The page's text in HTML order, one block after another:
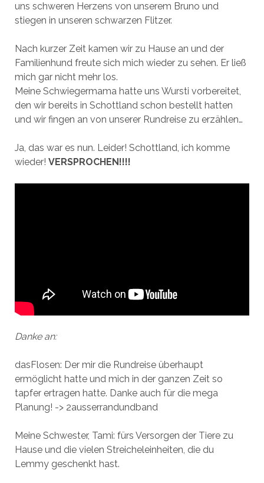
uns schweren Herzens von unserem Bruno und
stiegen in unseren schwarzen Flitzer.
Nach kurzer Zeit kamen wir zu Hause an und der
Familienhund freute sich mich wieder zu sehen. Er ließ
mich gar nicht mehr los.
Meine Schwiegermama hatte uns Wursti vorbereitet,
den wir bereits in Schottland schon bestellt hatten
und wir fingen an von unserer Rundreise zu erzählen…
Ja, das war es nun. Leider! Schottland, ich komme
wieder! VERSPROCHEN!!!!
Danke an:
dasFlosen: Der mir die Rundreise überhaupt
ermöglicht hatte und mich in der ganzen Zeit so
tapfer ertragen hatte. Danke auch für die mega
Planung! -> 2ausserrandundband
Meine Schwester, Tami: fürs Versorgen der Tiere zu
Hause und die vielen Streicheleinheiten, die du
Lemmy geschenkt hast.